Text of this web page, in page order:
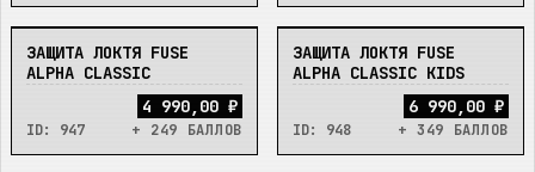
НЕТ
ЗАЩИТА ЛОКТЯ FUSE
ALPHA CLASSIC
ID: 947
4 990,00 ₽
+ 249 БАЛЛОВ
НЕТ
ЗАЩИТА ЛОКТЯ FUSE
ALPHA CLASSIC KIDS
ID: 948
6 990,00 ₽
+ 349 БАЛЛОВ